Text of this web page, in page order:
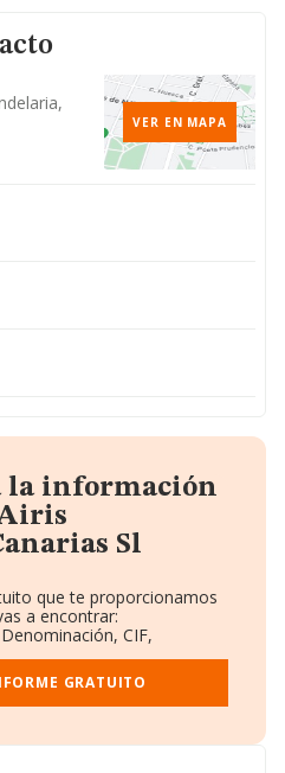
VER EN MAPA
la información
Sl
que te proporcionamos
a encontrar:
CIF,
(BORME).
y Empleados.
y Administradores.
GRATUITO